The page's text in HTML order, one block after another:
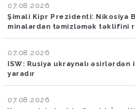
07.08.2026
Şimali Kipr Prezidenti: Nikosiya
minalardan təmizləmək təklifini
07.08.2026
ISW: Rusiya ukraynalı
yaradır
07.08.2026